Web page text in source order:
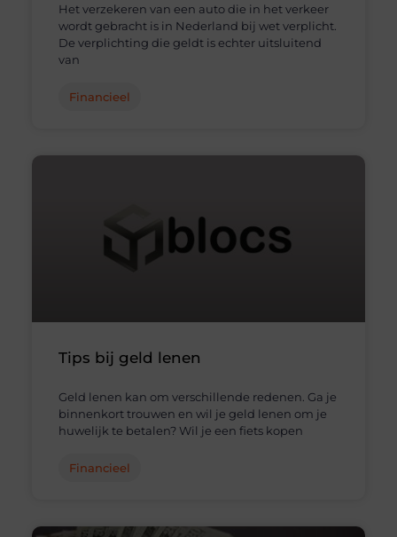
Het verzekeren van een auto die in het verkeer
wordt gebracht is in Nederland bij wet verplicht.
De verplichting die geldt is echter uitsluitend
van
Financieel
Tips bij geld lenen
Geld lenen kan om verschillende redenen. Ga je
binnenkort trouwen en wil je geld lenen om je
huwelijk te betalen? Wil je een fiets kopen
Financieel